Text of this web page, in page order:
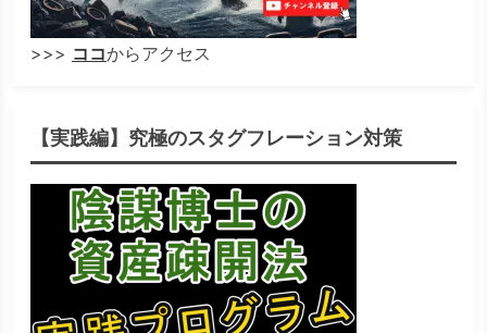
>>> ココからアクセス
【実践編】究極のスタグフレーション対策